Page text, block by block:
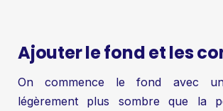
Ajouter le fond et les
On commence le fond avec
légèrement plus sombre que la